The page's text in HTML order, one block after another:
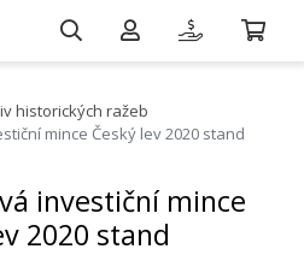
historických ražeb
mince Český lev 2020 stand
investiční mince
2020 stand